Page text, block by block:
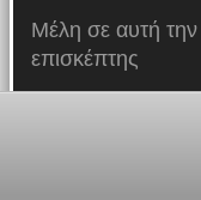
Μέλη σε αυτή
επισκέπτης